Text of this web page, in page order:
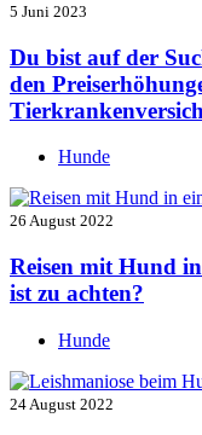
5 Juni 2023
Du bist auf der
den
Hunde
26 August 2022
Reisen mit Hund
ist zu achten?
Hunde
24 August 2022